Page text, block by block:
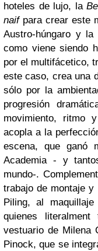
hoteles de lujo, la
naif para crear este
Austro-húngaro y la
como viene siendo
por el multifácetico,
este caso, crea una
sólo por la
progresión
movimiento, ritmo
acopla a la
escena, que ganó
Academia - y
mundo-.
trabajo de montaje
Piling, al maquillaje
quienes
vestuario de Milena
Pinock, que se